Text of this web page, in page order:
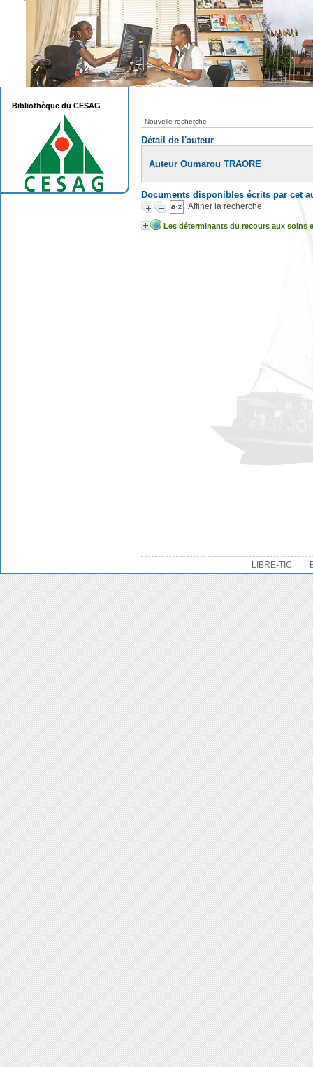
Nouvelle recherche
Détail de l'auteur
Auteur Oumarou TRAORE
Documents disponibles écrits par cet
Affiner la recherche
Les déterminants du recours aux soins
LIBRE-TIC
Bibliothèque du CESAG